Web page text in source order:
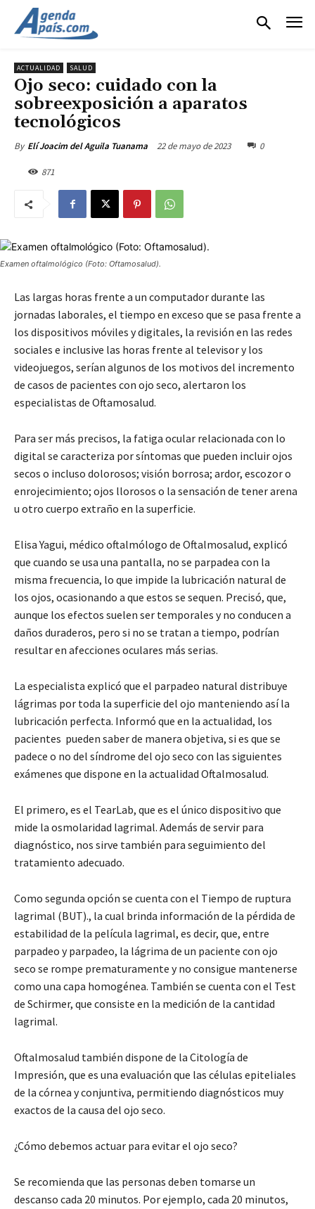
ACTUALIDAD SALUD
Ojo seco: cuidado con la
sobreexposición a aparatos
tecnológicos
By Elí Joacim del Aguila Tuanama 22 de mayo de 2023 0
871
Examen oftalmológico (Foto: Oftamosalud).
Las largas horas frente a un computador durante las
jornadas laborales, el tiempo en exceso que se pasa frente a
los dispositivos móviles y digitales, la revisión en las redes
sociales e inclusive las horas frente al televisor y los
videojuegos, serían algunos de los motivos del incremento
de casos de pacientes con ojo seco, alertaron los
especialistas de Oftamosalud.
Para ser más precisos, la fatiga ocular relacionada con lo
digital se caracteriza por síntomas que pueden incluir ojos
secos o incluso dolorosos; visión borrosa; ardor, escozor o
enrojecimiento; ojos llorosos o la sensación de tener arena
u otro cuerpo extraño en la superficie.
Elisa Yagui, médico oftalmólogo de Oftalmosalud, explicó
que cuando se usa una pantalla, no se parpadea con la
misma frecuencia, lo que impide la lubricación natural de
los ojos, ocasionando a que estos se sequen. Precisó, que,
aunque los efectos suelen ser temporales y no conducen a
daños duraderos, pero si no se tratan a tiempo, podrían
resultar en afecciones oculares más serias.
La especialista explicó que el parpadeo natural distribuye
lágrimas por toda la superficie del ojo manteniendo así la
lubricación perfecta. Informó que en la actualidad, los
pacientes pueden saber de manera objetiva, si es que se
padece o no del síndrome del ojo seco con las siguientes
exámenes que dispone en la actualidad Oftalmosalud.
El primero, es el TearLab, que es el único dispositivo que
mide la osmolaridad lagrimal. Además de servir para
diagnóstico, nos sirve también para seguimiento del
tratamiento adecuado.
Como segunda opción se cuenta con el Tiempo de ruptura
lagrimal (BUT)., la cual brinda información de la pérdida de
estabilidad de la película lagrimal, es decir, que, entre
parpadeo y parpadeo, la lágrima de un paciente con ojo
seco se rompe prematuramente y no consigue mantenerse
como una capa homogénea. También se cuenta con el Test
de Schirmer, que consiste en la medición de la cantidad
lagrimal.
Oftalmosalud también dispone de la Citología de
Impresión, que es una evaluación que las células epiteliales
de la córnea y conjuntiva, permitiendo diagnósticos muy
exactos de la causa del ojo seco.
¿Cómo debemos actuar para evitar el ojo seco?
Se recomienda que las personas deben tomarse un
descanso cada 20 minutos. Por ejemplo, cada 20 minutos,